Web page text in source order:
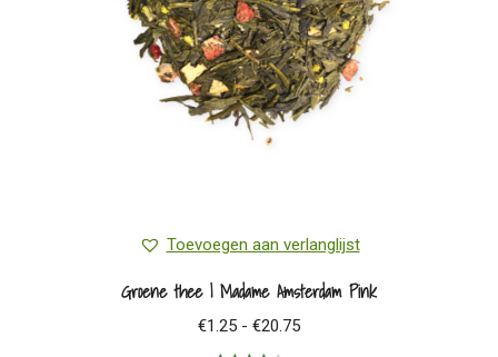
Toevoegen aan verlanglijst
Groene thee | Madame Amsterdam Pink
€1.25 - €20.75Prijsklasse: